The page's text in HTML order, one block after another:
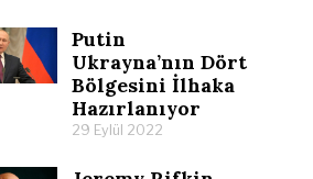
Putin
Ukrayna’nın Dört
Bölgesini İlhaka
Hazırlanıyor
29 Eylül 2022